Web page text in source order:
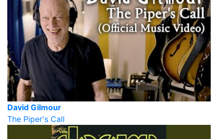
David Gilmour
The Piper's Call